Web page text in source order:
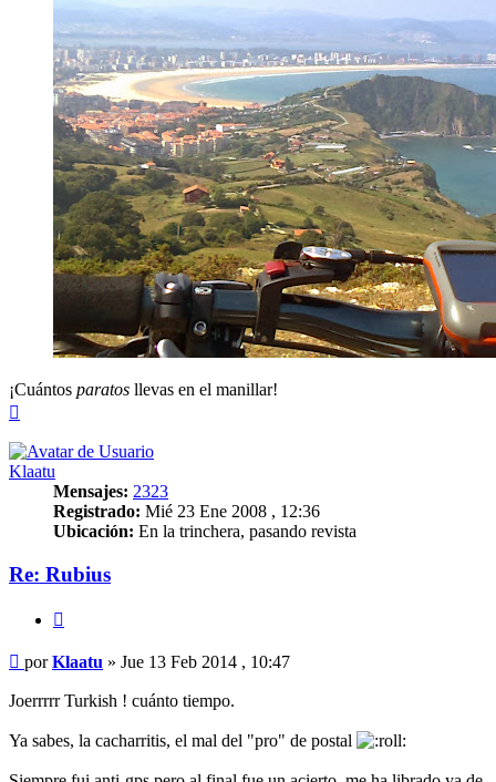
¡Cuántos paratos llevas en el manillar!
Klaatu
Mensajes: 2323
Registrado: Mié 23 Ene 2008 , 12:36
Ubicación: En la trinchera, pasando revista
Re: Rubius
Mensaje
porKlaatu » Jue 13 Feb 2014 , 10:47
Joerrrrr Turkish ! cuánto tiempo.
Ya sabes, la cacharritis, el mal del "pro" de postal